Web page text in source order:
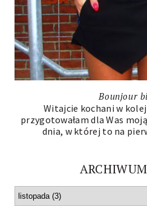
Bounjour
Witajcie kochani w
przygotowałam dla Was
dnia, w której to na